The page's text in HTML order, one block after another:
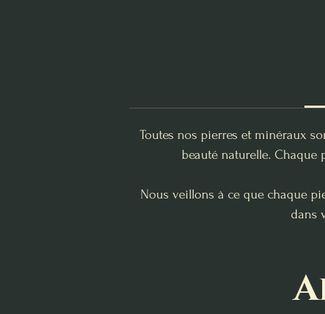
Toutes nos pierres et minéraux
beauté naturelle.
Nous veillons à ce que chaque
dans